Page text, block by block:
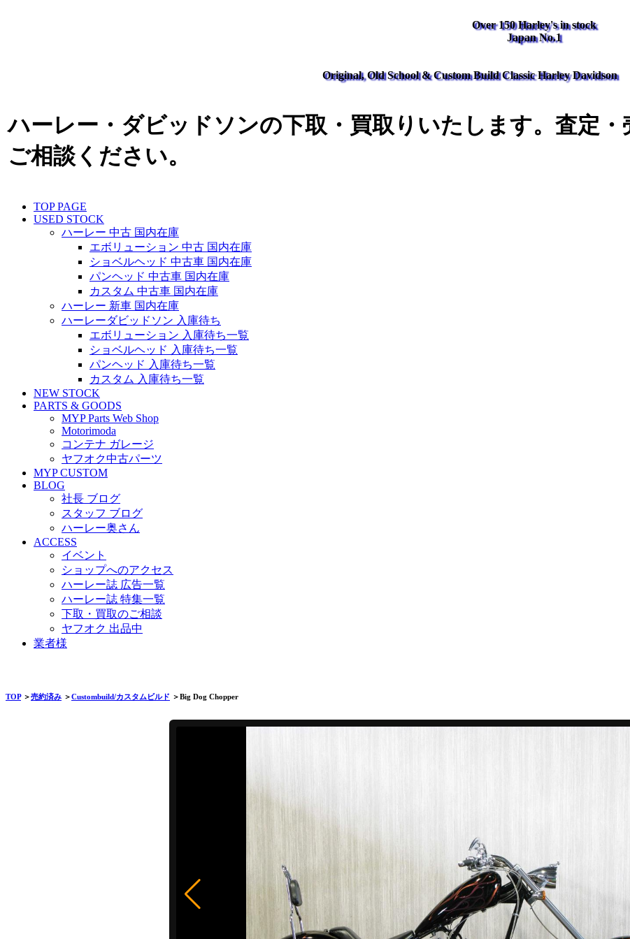
Over 150 Harley's in stock
Japan No.1
Original, Old School & Custom Build Classic Harley Davidson
ハーレー・ダビッドソンの下取・買取りいたします。査定
ご相談ください。
TOP PAGE
USED STOCK
ハーレー 中古 国内在庫
エボリューション 中古 国内在庫
ショベルヘッド 中古車 国内在庫
パンヘッド 中古車 国内在庫
カスタム 中古車 国内在庫
ハーレー 新車 国内在庫
ハーレーダビッドソン 入庫待ち
エボリューション 入庫待ち一覧
ショベルヘッド 入庫待ち一覧
パンヘッド 入庫待ち一覧
カスタム 入庫待ち一覧
NEW STOCK
PARTS & GOODS
MYP Parts Web Shop
Motorimoda
コンテナ ガレージ
ヤフオク中古パーツ
MYP CUSTOM
BLOG
社長 ブログ
スタッフ ブログ
ハーレー奥さん
ACCESS
イベント
ショップへのアクセス
ハーレー誌 広告一覧
ハーレー誌 特集一覧
下取・買取のご相談
ヤフオク 出品中
業者様
TOP＞売約済み ＞Custombuild/カスタムビルド ＞Big Dog Chopper